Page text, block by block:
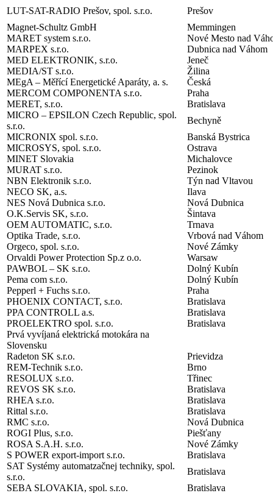
LUT-SAT-RADIO Prešov, spol. s.r.o.
Prešov
Magnet-Schultz GmbH
Memmingen
MARET system s.r.o.
Nové Mesto nad
MARPEX s.r.o.
Dubnica nad Váhom
MED ELEKTRONIK, s.r.o.
Jeneč
MEDIA/ST s.r.o.
Žilina
MEgA – Měřící Energetické Aparáty, a. s.
Česká
MERCOM COMPONENTA s.r.o.
Praha
MERET, s.r.o.
Bratislava
MICRO – EPSILON Czech Republic, spol.
s.r.o.
Bechyně
MICRONIX spol. s.r.o.
Banská Bystrica
MICROSYS, spol. s.r.o.
Ostrava
MINET Slovakia
Michalovce
MURAT s.r.o.
Pezinok
NBN Elektronik s.r.o.
Týn nad Vltavou
NECO SK, a.s.
Ilava
NES Nová Dubnica s.r.o.
Nová Dubnica
O.K.Servis SK, s.r.o.
Šintava
OEM AUTOMATIC, s.r.o.
Trnava
Optika Trade, s.r.o.
Vrbová nad Váhom
Orgeco, spol. s.r.o.
Nové Zámky
Orvaldi Power Protection Sp.z o.o.
Warsaw
PAWBOL – SK s.r.o.
Dolný Kubín
Pema com s.r.o.
Dolný Kubín
Pepperl + Fuchs s.r.o.
Praha
PHOENIX CONTACT, s.r.o.
Bratislava
PPA CONTROLL a.s.
Bratislava
PROELEKTRO spol. s.r.o.
Bratislava
Prvá vyvíjaná elektrická motokára na
Slovensku
Radeton SK s.r.o.
Prievidza
REM-Technik s.r.o.
Brno
RESOLUX s.r.o.
Třinec
REVOS SK s.r.o.
Bratislava
RHEA s.r.o.
Bratislava
Rittal s.r.o.
Bratislava
RMC s.r.o.
Nová Dubnica
ROGI Plus, s.r.o.
Piešťany
ROSA S.A.H. s.r.o.
Nové Zámky
S POWER export-import s.r.o.
Bratislava
SAT Systémy automatzačnej techniky, spol.
s.r.o.
Bratislava
SEBA SLOVAKIA, spol. s.r.o.
Bratislava